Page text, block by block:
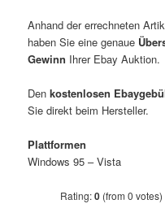
Anhand der errechneten
haben Sie eine genaue
Gewinn Ihrer Ebay Auktion.
Denkostenlosen
Sie direkt beim Hersteller.
Plattformen
Windows 95 – Vista
Rating:0 (from 0 votes)